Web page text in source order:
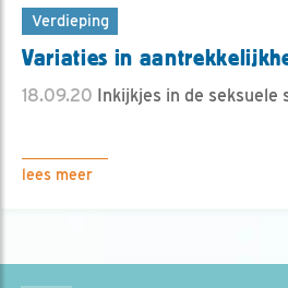
Verdieping
Variaties in
18.09.20 Inkijkjes in de
lees meer